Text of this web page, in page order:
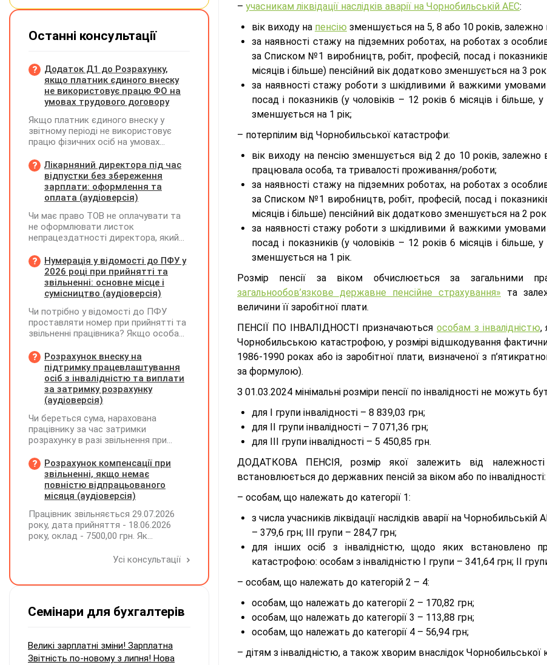
– учасникам ліквідації наслідків аварії на Чорнобильській АЕС:
вік виходу на пенсію зменшується на 5, 8 або 10 років, залежно
за наявності стажу на підземних роботах, на роботах з
за Списком №1 виробництв, робіт, професій, посад і
місяців і більше) пенсійний вік додатково зменшується на 3
за наявності стажу роботи з шкідливими й важкими
посад і показників (у чоловіків – 12 років 6 місяців і
зменшується на 1 рік;
– потерпілим від Чорнобильської катастрофи:
вік виходу на пенсію зменшується від 2 до 10 років, залежно
працювала особа, та тривалості проживання/роботи;
за наявності стажу на підземних роботах, на роботах з
за Списком №1 виробництв, робіт, професій, посад і
місяців і більше) пенсійний вік додатково зменшується на 2
за наявності стажу роботи з шкідливими й важкими
посад і показників (у чоловіків – 12 років 6 місяців і
зменшується на 1 рік.
Розмір пенсії за віком обчислюється за загальними
загальнообов’язкове державне пенсійне страхування» та
величини її заробітної плати.
ПЕНСІЇ ПО ІНВАЛІДНОСТІ призначаються особам з інвалідністю,
Чорнобильською катастрофою, у розмірі відшкодування
1986-1990 роках або із заробітної плати, визначеної з
за формулою).
З 01.03.2024 мінімальні розміри пенсії по інвалідності не можуть
для І групи інвалідності – 8 839,03 грн;
для ІІ групи інвалідності – 7 071,36 грн;
для ІІІ групи інвалідності – 5 450,85 грн.
ДОДАТКОВА ПЕНСІЯ, розмір якої залежить від належності
встановлюється до державних пенсій за віком або по інвалідності:
– особам, що належать до категорії 1:
з числа учасників ліквідації наслідків аварії на
– 379,6 грн; III групи – 284,7 грн;
для інших осіб з інвалідністю, щодо яких встановлено
катастрофою: особам з інвалідністю I групи – 341,64 грн; II
– особам, що належать до категорій 2 – 4:
особам, що належать до категорії 2 – 170,82 грн;
особам, що належать до категорії 3 – 113,88 грн;
особам, що належать до категорії 4 – 56,94 грн;
– дітям з інвалідністю, а також хворим внаслідок
Останні консультації
Додаток Д1 до Розрахунку,
якщо платник єдиного внеску
не використовує працю ФО на
умовах трудового договору
Якщо платник єдиного внеску у
звітному періоді не використовує
працю фізичних осіб на умовах
на інших умовах, передбачених
законодавством, Додаток Д1/
Додаток ФІЗ-Д1 за відповідний
період не подається
Лікарняний директора під час
відпустки без збереження
зарплати: оформлення та
оплата (аудіоверсія)
Чи має право ТОВ не оплачувати та
не оформлювати листок
непрацездатності директора, який
збереження заробітної плати під час
призупинення діяльності
підприємства?
Нумерація у відомості до ПФУ у
2026 році при прийнятті та
звільненні: основне місце і
сумісництво (аудіоверсія)
Чи потрібно у відомості до ПФУ
проставляти номер при прийнятті та
звільненні працівника? Якщо особа
місцем роботи та за сумісництвом,
чи рахується це як два роботодавці?
Розрахунок внеску на
підтримку працевлаштування
осіб з інвалідністю та виплати
за затримку розрахунку
(аудіоверсія)
Чи береться сума, нарахована
працівнику за час затримки
розрахунку в разі звільнення при
заробітної плати (винагороди), для
розрахунку внеску на підтримку
працевлаштування осіб з
інвалідністю?
Розрахунок компенсації при
звільненні, якщо немає
повністю відпрацьованого
місяця (аудіоверсія)
Працівник звільняється 29.07.2026
року, дата прийняття - 18.06.2026
року, оклад - 7500,00 грн. Як
невикористаних днів відпустки при
Усі консультації
Семінари для бухгалтерів
Великі зарплатні зміни! Зарплатна
Звітність по-новому з липня! Нова